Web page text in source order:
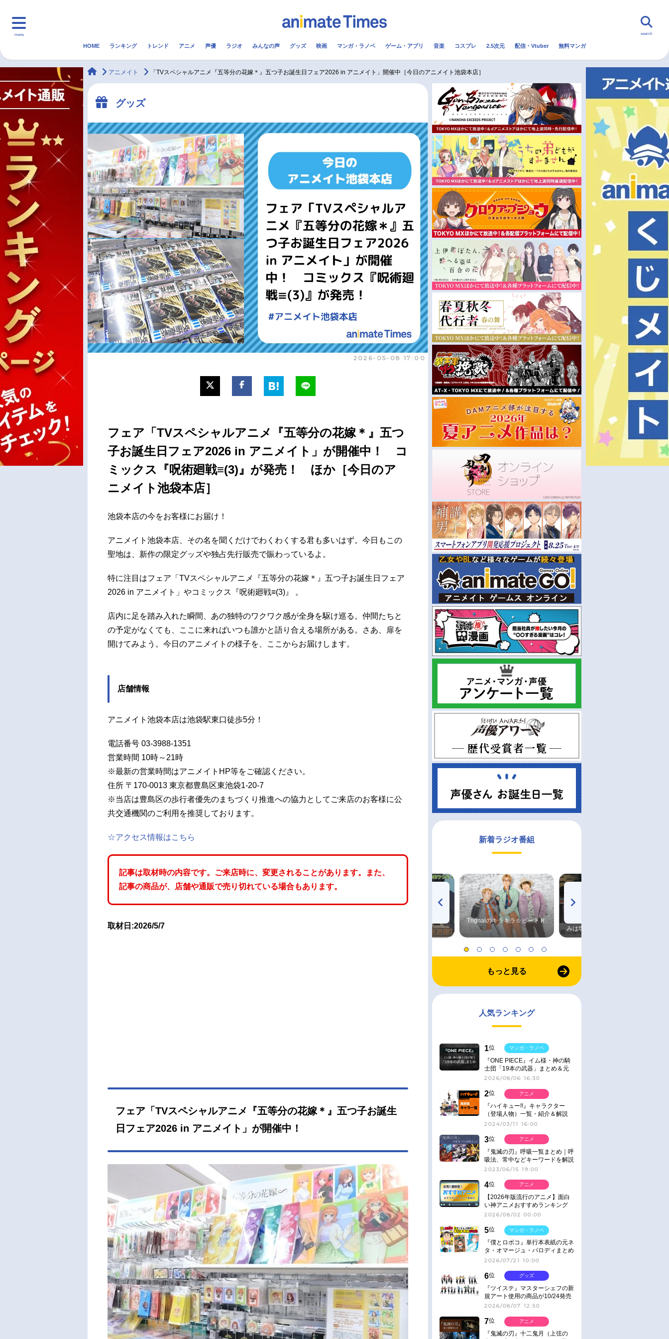
menu
マンガ・ラノベ ゲーム・アプリ 配信・Vtuber トレンド 無料マンガ
最新記事一覧
アニメ記事一覧
声優記事一覧
アニメ映画一覧
男性声優/女性声優一覧
今期アニメ曜日別一覧 秋アニメ
冬アニメ
FOLLOW US
search
HOME ランキング トレンド アニメ 声優 ラジオ みんなの声 グッズ 映画 マンガ・ラノベ ゲーム・アプリ 音楽 コスプレ 2.5次元 配信・Vtuber 無料マンガ
animateTimes
アニメイト 「TVスペシャルアニメ『五等分の花嫁＊』五つ子お誕生日フェア2026 in アニメイト」開催中［今日のアニメイト池袋本店］
グッズ
2026-05-08 17:00
フェア「TVスペシャルアニメ『五等分の花嫁＊』五つ
子お誕生日フェア2026 in アニメイト」が開催中！ コ
ミックス『呪術廻戦≡(3)』が発売！ ほか［今日のア
ニメイト池袋本店］
池袋本店の今をお客様にお届け！
アニメイト池袋本店、その名を聞くだけでわくわくする君も多いはず。今日もこの
聖地は、新作の限定グッズや独占先行販売で賑わっているよ。
特に注目はフェア「TVスペシャルアニメ『五等分の花嫁＊』五つ子お誕生日フェア
2026 in アニメイト」やコミックス『呪術廻戦≡(3)』 。
店内に足を踏み入れた瞬間、あの独特のワクワク感が全身を駆け巡る。仲間たちと
の予定がなくても、ここに来ればいつも誰かと語り合える場所がある。さあ、扉を
開けてみよう。今日のアニメイトの様子を、ここからお届けします。
店舗情報
アニメイト池袋本店は池袋駅東口徒歩5分！
電話番号 03-3988-1351
営業時間 10時～21時
※最新の営業時間はアニメイトHP等をご確認ください。
住所 〒170-0013 東京都豊島区東池袋1-20-7
※当店は豊島区の歩行者優先のまちづくり推進への協力としてご来店のお客様に公
共交通機関のご利用を推奨しております。
☆アクセス情報はこちら
記事は取材時の内容です。ご来店時に、変更されることがあります。また、
記事の商品が、店舗や通販で売り切れている場合もあります。
取材日:2026/5/7
フェア「TVスペシャルアニメ『五等分の花嫁＊』五つ子お誕生
日フェア2026 in アニメイト」が開催中！
新着ラジオ番組
Trignalのキラキラ☆ビートＲ
みは塩だけ
もっと見る
人気ランキング
1位
『ONE PIECE』イム様・神の騎
士団「19本の武器」まとめ＆元
ネタ
2026/08/06 16:30
マンガ・ラノベ
2位
『ハイキュー!!』キャラクター
（登場人物）一覧・紹介＆解説
2024/03/11 16:00
アニメ
3位
『鬼滅の刃』呼吸一覧まとめ｜呼
吸法、常中などキーワードを解説
2023/06/15 19:00
アニメ
4位
【2026年版流行のアニメ】面白
い神アニメおすすめランキング
【名作・話題作】｜ジャンル別人
2026/08/02 00:00
アニメ
5位
『僕とロボコ』単行本表紙の元ネ
タ・オマージュ・パロディまとめ
2026/07/21 10:00
マンガ・ラノベ
6位
『ツイステ』マスターシェフの新
規アート使用の商品が10/24発売
2026/08/07 12:50
グッズ
7位
『鬼滅の刃』十二鬼月（上弦の
アニメ